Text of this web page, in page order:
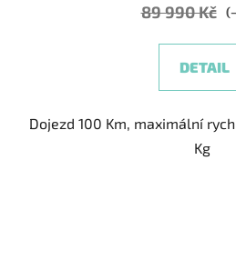
89 990 Kč
DETAIL
Dojezd 100 Km, maximální
Kg